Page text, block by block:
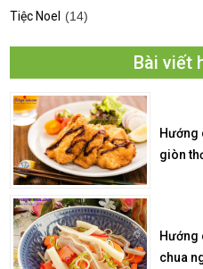
Tiệc Noel
(14)
Bài viết
Hướng
giòn
Hướng
chua